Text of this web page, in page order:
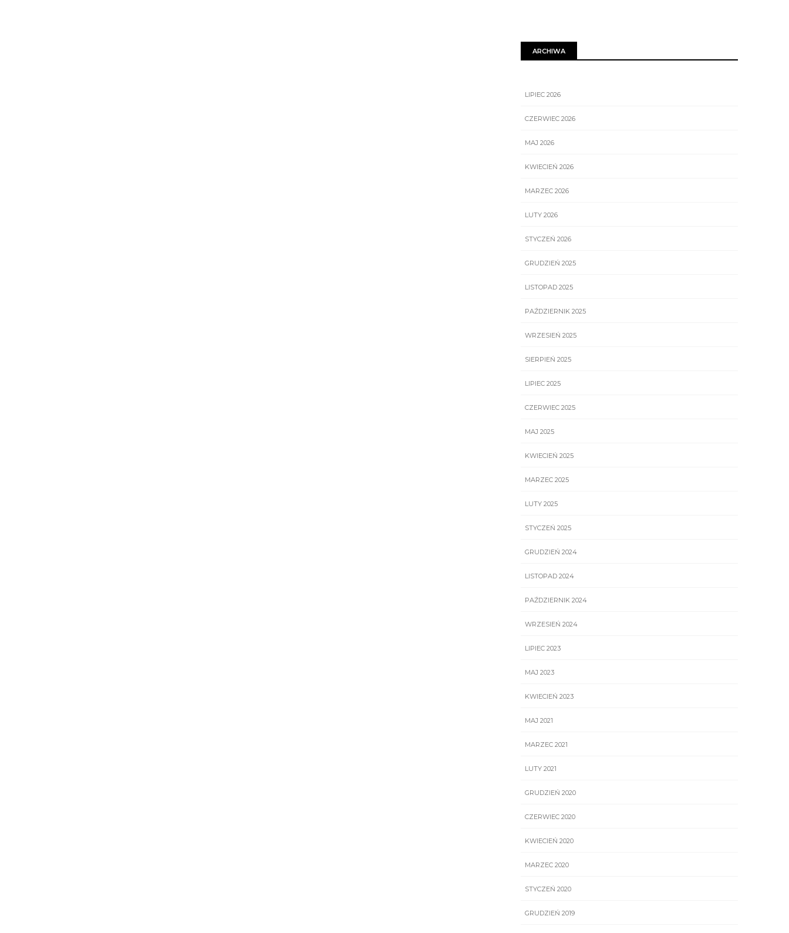
ARCHIWA
LIPIEC 2026
CZERWIEC 2026
MAJ 2026
KWIECIEŃ 2026
MARZEC 2026
LUTY 2026
STYCZEŃ 2026
GRUDZIEŃ 2025
LISTOPAD 2025
PAŹDZIERNIK 2025
WRZESIEŃ 2025
SIERPIEŃ 2025
LIPIEC 2025
CZERWIEC 2025
MAJ 2025
KWIECIEŃ 2025
MARZEC 2025
LUTY 2025
STYCZEŃ 2025
GRUDZIEŃ 2024
LISTOPAD 2024
PAŹDZIERNIK 2024
WRZESIEŃ 2024
LIPIEC 2023
MAJ 2023
KWIECIEŃ 2023
MAJ 2021
MARZEC 2021
LUTY 2021
GRUDZIEŃ 2020
CZERWIEC 2020
KWIECIEŃ 2020
MARZEC 2020
STYCZEŃ 2020
GRUDZIEŃ 2019